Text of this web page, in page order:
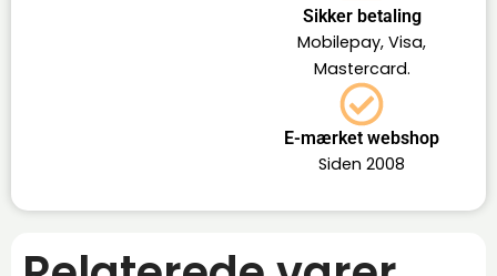
Sikker betaling
Mobilepay, Visa,
Mastercard.
E-mærket webshop
Siden 2008